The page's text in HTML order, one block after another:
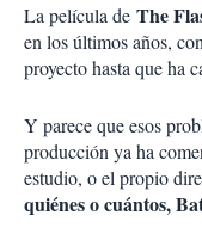
La película de The
en los últimos años,
proyecto hasta que ha
Y parece que esos
producción ya ha
estudio, o el propio
quiénes o cuántos,